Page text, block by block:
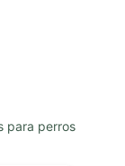
para perros